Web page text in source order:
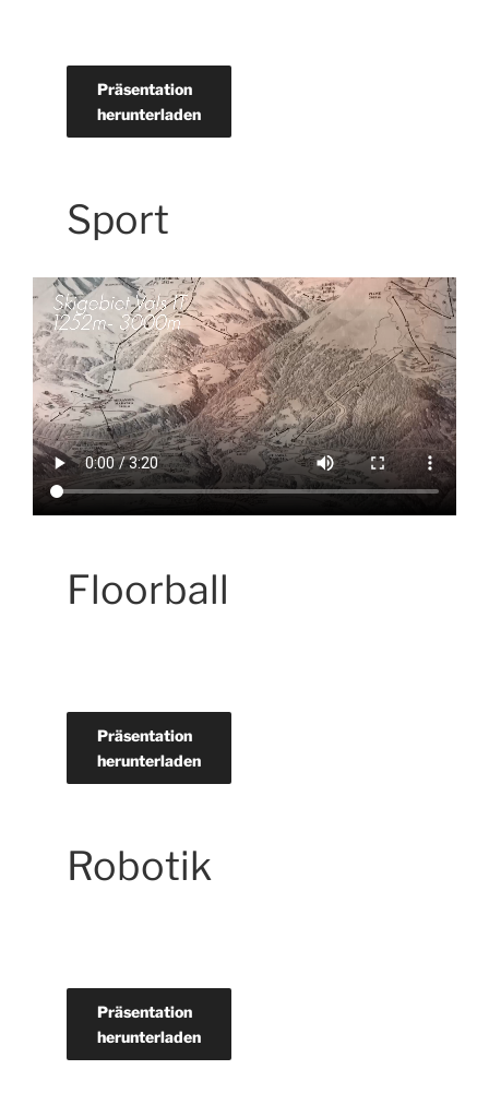
Präsentation
herunterladen
Sport
Floorball
Präsentation
herunterladen
Robotik
Präsentation
herunterladen